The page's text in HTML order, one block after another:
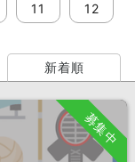
11
12
新着順
募集中